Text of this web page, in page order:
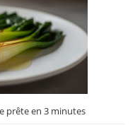
prête en 3 minutes